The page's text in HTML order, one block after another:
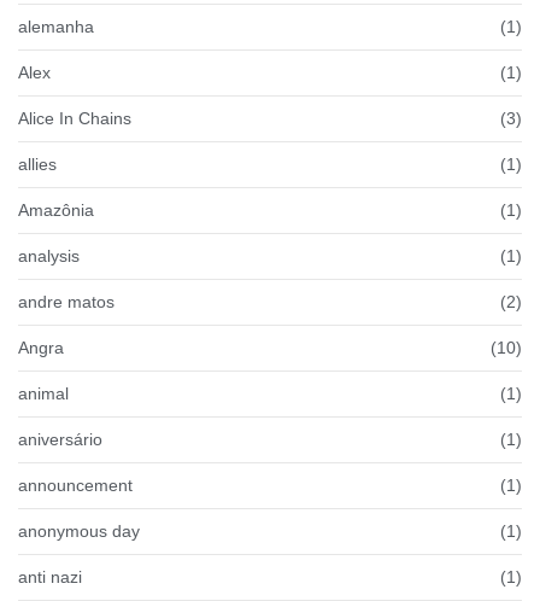
alemanha (1)
Alex (1)
Alice In Chains (3)
allies (1)
Amazônia (1)
analysis (1)
andre matos (2)
Angra (10)
animal (1)
aniversário (1)
announcement (1)
anonymous day (1)
anti nazi (1)